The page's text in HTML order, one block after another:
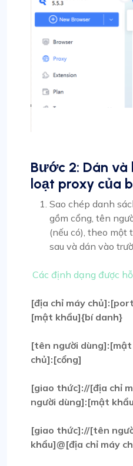
Bước 2: Dán và
loạt proxy của
Sao chép danh
gồm cổng, tên
(nếu có), theo một
sau và dán vào
Các định dạng được
[địa chỉ máy
[mật khẩu]{bí danh}
[tên người
chủ]:[cổng]
[giao thức]://[địa chỉ
người dùng]:[mật
[giao thức]://[tên
khẩu]@[địa chỉ máy